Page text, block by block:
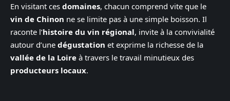
En visitant ces domaines, chacun comprend vite que le
vin de Chinon ne se limite pas à une simple boisson. Il
raconte l’histoire du vin régional, invite à la convivialité
autour d’une dégustation et exprime la richesse de la
vallée de la Loire à travers le travail minutieux des
producteurs locaux.